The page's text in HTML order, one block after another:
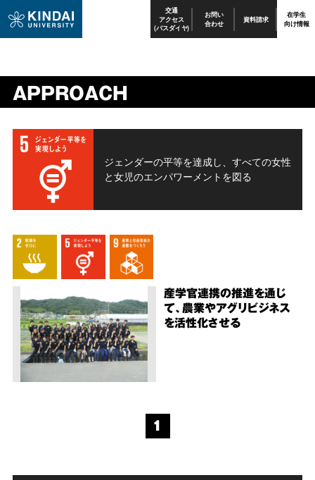
交通
アクセス
(バスダイヤ)
お問い
合わせ 資料請求 在学生
向け情報
APPROACH
ジェンダーの平等を達成し、すべての女性
と女児のエンパワーメントを図る
産学官連携の推進を通じ
て、農業やアグリビジネス
を活性化させる
1